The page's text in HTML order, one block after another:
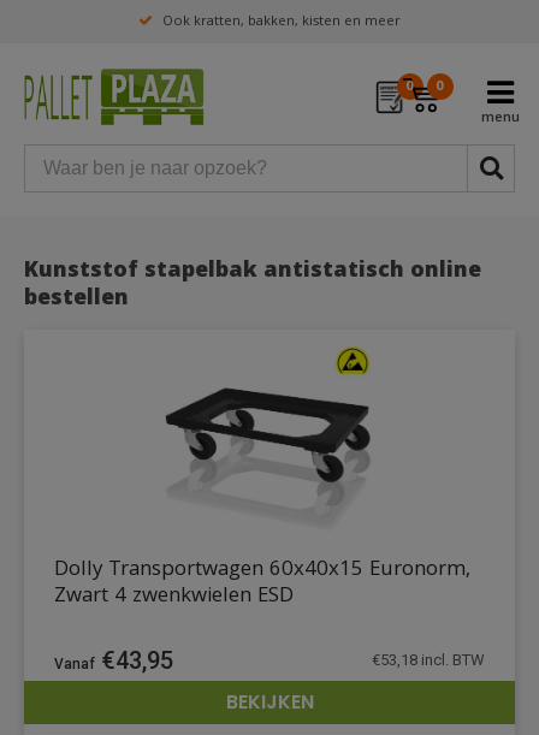
Ook kratten, bakken, kisten en meer
0 0
Kunststof stapelbak antistatisch online
bestellen
DETAILS
Dolly Transportwagen 60x40x15 Euronorm,
Zwart 4 zwenkwielen ESD
€43,95 €53,18 incl. BTW
BEKIJKEN